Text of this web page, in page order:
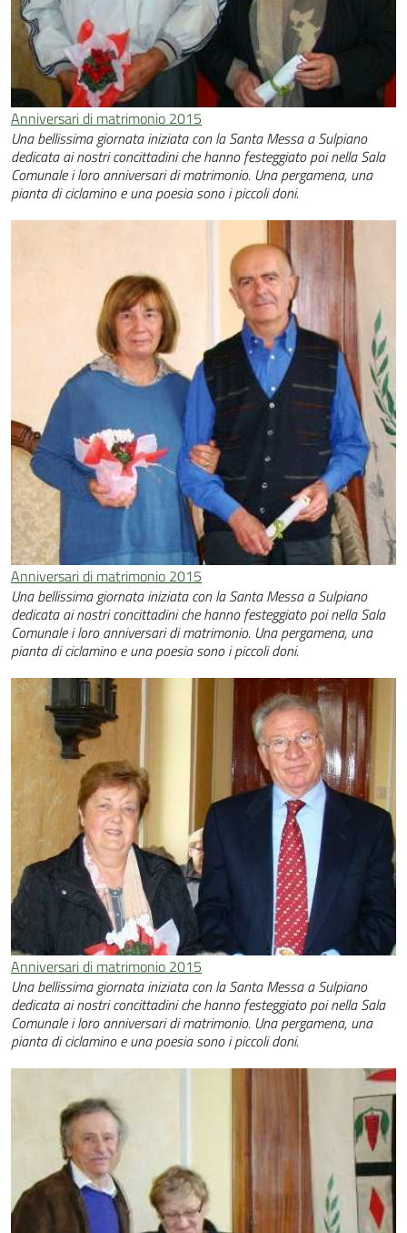
Anniversari di matrimonio 2015
Una bellissima giornata iniziata con la Santa Messa a Sulpiano
dedicata ai nostri concittadini che hanno festeggiato poi nella Sala
Comunale i loro anniversari di matrimonio. Una pergamena, una
pianta di ciclamino e una poesia sono i piccoli doni.
Anniversari di matrimonio 2015
Una bellissima giornata iniziata con la Santa Messa a Sulpiano
dedicata ai nostri concittadini che hanno festeggiato poi nella Sala
Comunale i loro anniversari di matrimonio. Una pergamena, una
pianta di ciclamino e una poesia sono i piccoli doni.
Anniversari di matrimonio 2015
Una bellissima giornata iniziata con la Santa Messa a Sulpiano
dedicata ai nostri concittadini che hanno festeggiato poi nella Sala
Comunale i loro anniversari di matrimonio. Una pergamena, una
pianta di ciclamino e una poesia sono i piccoli doni.